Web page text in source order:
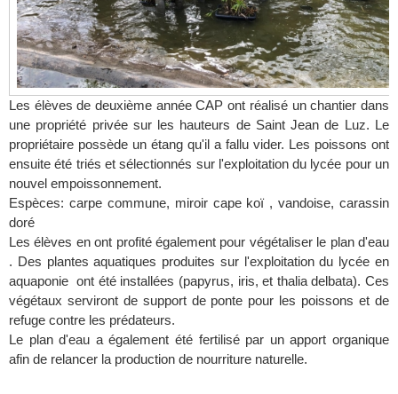
Les élèves de deuxième année CAP ont réalisé un chantier dans
une propriété privée sur les hauteurs de Saint Jean de Luz. Le
propriétaire possède un étang qu'il a fallu vider. Les poissons ont
ensuite été triés et sélectionnés sur l'exploitation du lycée pour un
nouvel empoissonnement.
Espèces: carpe commune, miroir cape koï , vandoise, carassin
doré
Les élèves en ont profité également pour végétaliser le plan d'eau
. Des plantes aquatiques produites sur l'exploitation du lycée en
aquaponie ont été installées (papyrus, iris, et thalia delbata). Ces
végétaux serviront de support de ponte pour les poissons et de
refuge contre les prédateurs.
Le plan d'eau a également été fertilisé par un apport organique
afin de relancer la production de nourriture naturelle.